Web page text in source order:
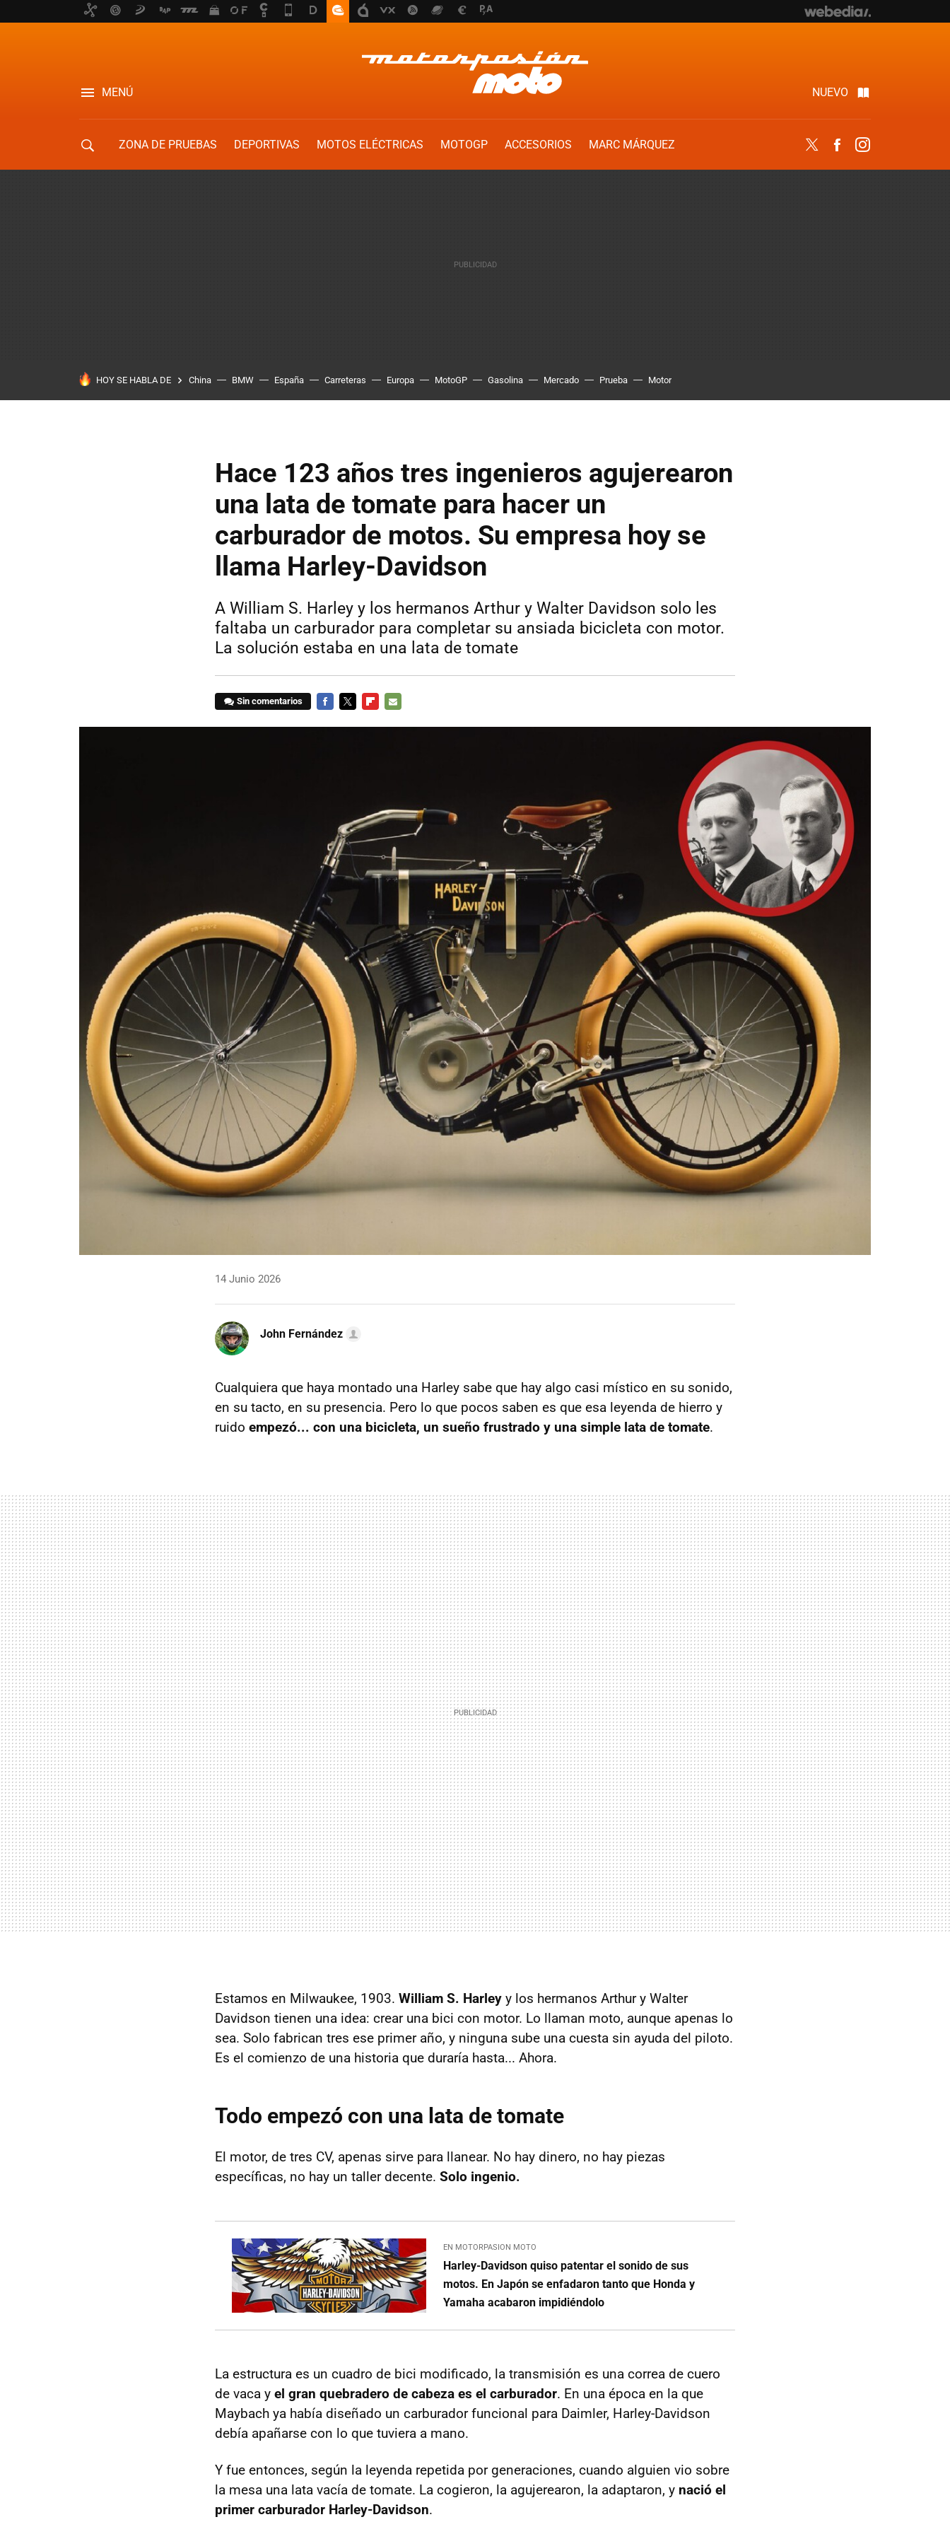
MENÚ NUEVO
ZONA DE PRUEBAS DEPORTIVAS MOTOS ELÉCTRICAS MOTOGP ACCESORIOS
MARC MÁRQUEZ
Twitter Facebook
HOY SE HABLA DE China BMW España Carreteras Europa MotoGP Gasolina Mercado Prueba Motor
Hace 123 años tres ingenieros agujerearon
una lata de tomate para hacer un
carburador de motos. Su empresa hoy se
llama Harley-Davidson
A William S. Harley y los hermanos Arthur y Walter Davidson solo les
faltaba un carburador para completar su ansiada bicicleta con motor.
La solución estaba en una lata de tomate
Sin comentarios
14 Junio 2026
John Fernández
Cualquiera que haya montado una Harley sabe que hay algo casi místico en su sonido,
en su tacto, en su presencia. Pero lo que pocos saben es que esa leyenda de hierro y
ruido empezó... con una bicicleta, un sueño frustrado y una simple lata de tomate.
Estamos en Milwaukee, 1903. William S. Harley y los hermanos Arthur y Walter
Davidson tienen una idea: crear una bici con motor. Lo llaman moto, aunque apenas lo
sea. Solo fabrican tres ese primer año, y ninguna sube una cuesta sin ayuda del piloto.
Es el comienzo de una historia que duraría hasta... Ahora.
Todo empezó con una lata de tomate
El motor, de tres CV, apenas sirve para llanear. No hay dinero, no hay piezas
específicas, no hay un taller decente. Solo ingenio.
EN MOTORPASION MOTO
Harley-Davidson quiso patentar el sonido de sus
motos. En Japón se enfadaron tanto que Honda y
Yamaha acabaron impidiéndolo
La estructura es un cuadro de bici modificado, la transmisión es una correa de cuero
de vaca y el gran quebradero de cabeza es el carburador. En una época en la que
Maybach ya había diseñado un carburador funcional para Daimler, Harley-Davidson
debía apañarse con lo que tuviera a mano.
Y fue entonces, según la leyenda repetida por generaciones, cuando alguien vio sobre
la mesa una lata vacía de tomate. La cogieron, la agujerearon, la adaptaron, y nació el
primer carburador Harley-Davidson.